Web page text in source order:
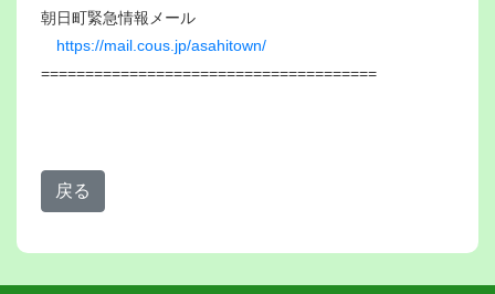
朝日町緊急情報メール
https://mail.cous.jp/asahitown/
======================================
戻る